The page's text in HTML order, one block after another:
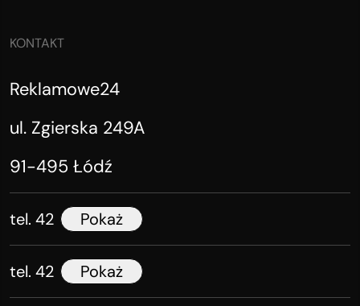
KONTAKT
Reklamowe24
ul. Zgierska 249A
91-495 Łódź
tel. 42 Pokaż
tel. 42 Pokaż